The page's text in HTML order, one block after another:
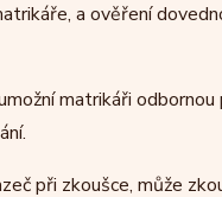
a ověření
matrikáři odbornou
při zkoušce, může